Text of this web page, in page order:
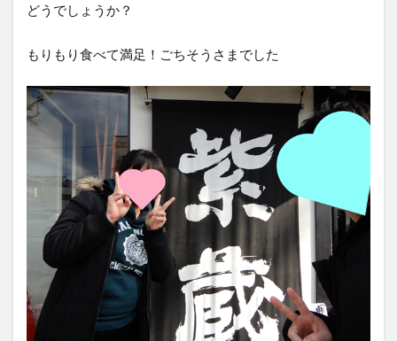
どうでしょうか？
もりもり食べて満足！ごちそうさまでした